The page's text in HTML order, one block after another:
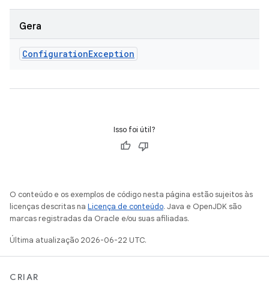
Gera
ConfigurationException
Isso foi útil?
O conteúdo e os exemplos de código nesta página estão sujeitos às
licenças descritas na Licença de conteúdo. Java e OpenJDK são
marcas registradas da Oracle e/ou suas afiliadas.
Última atualização 2026-06-22 UTC.
CRIAR